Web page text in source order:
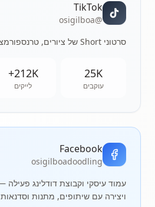
TikTok
@osigilboa
סרטוני Short של ציורים, טרנספורמציות ותוכן ויראלי יצירתי
25K
עוקבים
212K+
לייקים
Facebook
osigilboadoodling
עמוד עיסקי וקבוצת דודלינג פעילה
ויצירה עם שיתופים, מתנות וסדנאות